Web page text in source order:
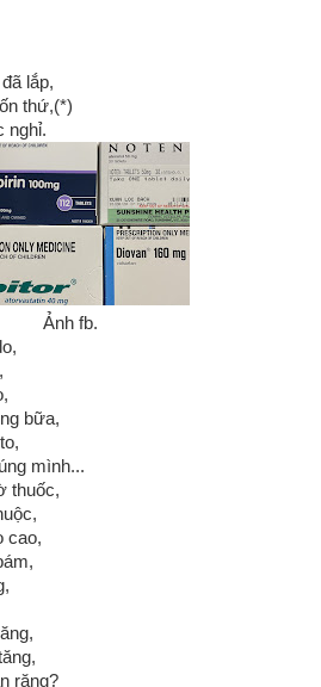
lắp,
thứ,(*)
nghỉ.
Ảnh fb.
bữa,
mình...
thuốc,
cao,
răng?